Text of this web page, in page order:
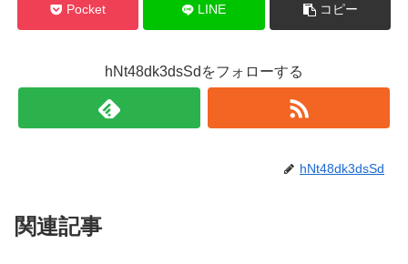
Pocket LINE コピー
hNt48dk3dsSdをフォローする
hNt48dk3dsSd
関連記事